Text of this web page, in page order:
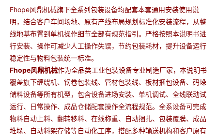
Fhope风鼎机械旗下全系列包装设备均配套本套通用安装使用说
明，结合客户车间场地、原有产线布局规划标准化安装流程，从整
线地基布置到单机操作细节全部有规范指引。严格按照本说明书进
行安装、操作可减少人工操作失误，节约包装耗材，提升设备运行
稳定性与物料包装统一标准。
Fhope风鼎机械作为全品类工业包装设备专业制造厂家，本说明书
覆盖旗下缠绕机、钢卷包装线、管材包装线、板材捆包设备、码垛
储料设备等所有机型，包含设备进场安装、单机调试、全线联动试
运行、日常操作、成品仓储配套操作全流程规范。全系设备可完成
物料自动上料、翻转移料、在线称重、自动捆扎、包装覆膜、成品
堆垛、自动料架存储等自动化工序，搭配多种输送机构和客户原有